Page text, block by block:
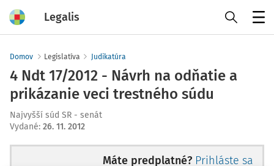
Legalis
Domov Legislatíva Judikatúra
4 Ndt 17/2012 - Návrh na odňatie a
prikázanie veci trestného súdu
Najvyšší súd SR - senát
Vydané: 26. 11. 2012
Máte predplatné? Prihláste sa